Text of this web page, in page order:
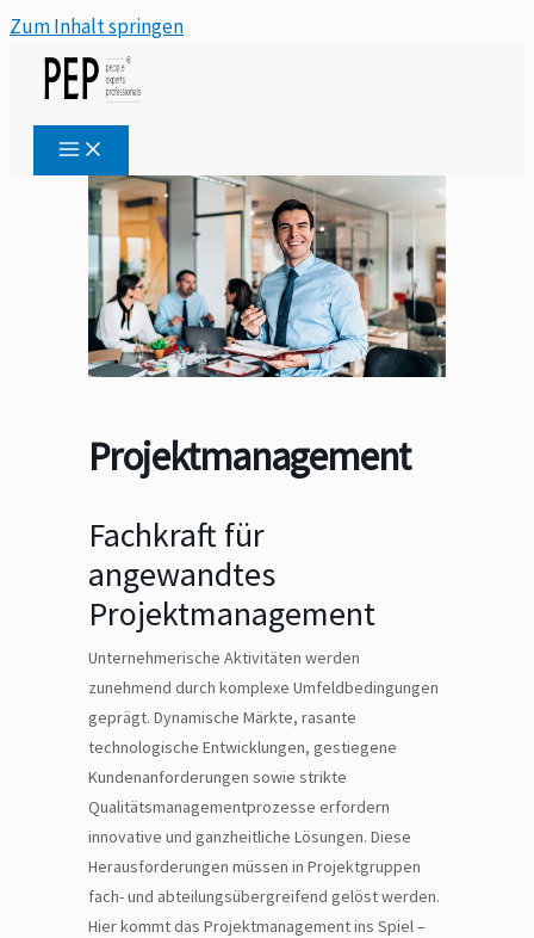
Zum Inhalt springen
Projektmanagement​
Fachkraft für
angewandtes
Projektmanagement
Unternehmerische Aktivitäten werden
zunehmend durch komplexe Umfeldbedingungen
geprägt. Dynamische Märkte, rasante
technologische Entwicklungen, gestiegene
Kundenanforderungen sowie strikte
Qualitätsmanagementprozesse erfordern
innovative und ganzheitliche Lösungen. Diese
Herausforderungen müssen in Projektgruppen
fach- und abteilungsübergreifend gelöst werden.
Hier kommt das Projektmanagement ins Spiel –